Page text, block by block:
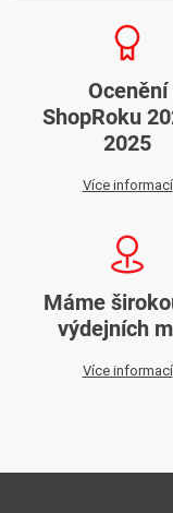
Ocenění
ShopRoku
2025
Více informací
Máme
výdejních
Více informací